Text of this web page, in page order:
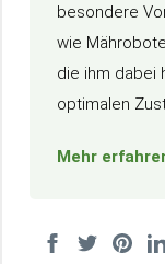
besondere
wie
die ihm dabei
optimalen
Mehr